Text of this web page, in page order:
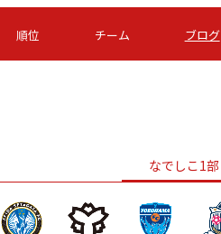
節 09/05 (土) 15:00
石人の星
-
第16節 09/05 (土) 16:00
ＡＧＦ
-
順位 チーム ブログ
なでしこ1部